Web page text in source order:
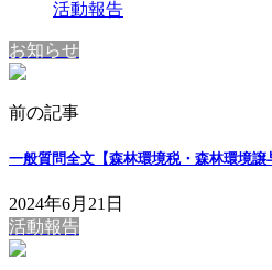
活動報告
お知らせ
前の記事
一般質問全文【森林環境税・森林環境譲
2024年6月21日
活動報告